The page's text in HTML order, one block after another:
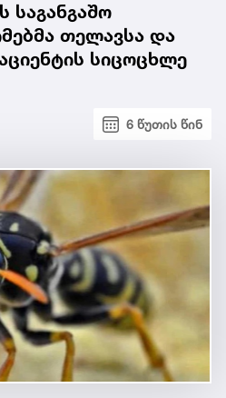
საგანგაშო
თელავსა და
სიცოცხლე
6 წუთის წინ